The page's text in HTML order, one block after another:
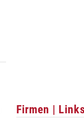
Firmen |